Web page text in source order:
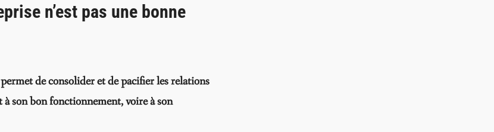
n’est pas une bonne
de consolider et de pacifier les relations
son bon fonctionnement, voire à son